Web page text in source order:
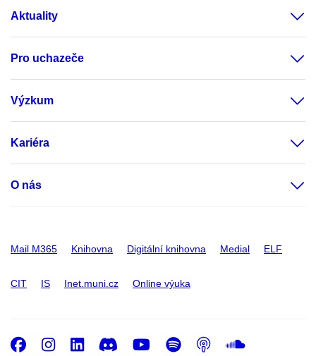
Aktuality
Pro uchazeče
Výzkum
Kariéra
O nás
Mail M365 Knihovna Digitální knihovna Medial ELF
CIT IS Inet.muni.cz Online výuka
Facebook
Instagram
LinkedIn
DiscordYoutube
Spotify
Podcast